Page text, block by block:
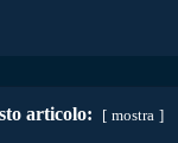
articolo: mostra